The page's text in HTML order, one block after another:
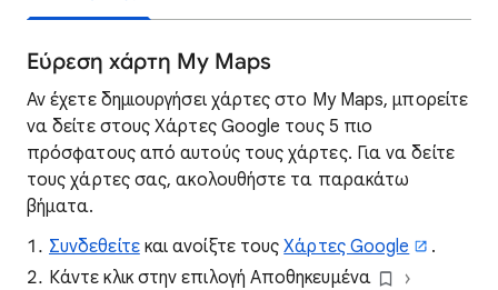
Εύρεση χάρτη My Maps
Αν έχετε δημιουργήσει χάρτες στο My Maps, μπορείτε
να δείτε στους Χάρτες Google τους 5 πιο
πρόσφατους από αυτούς τους χάρτες. Για να δείτε
τους χάρτες σας, ακολουθήστε τα παρακάτω
βήματα.
Συνδεθείτεκαι ανοίξτε τουςΧάρτες Google
.
Κάντε κλικ στην επιλογή Αποθηκευμένα